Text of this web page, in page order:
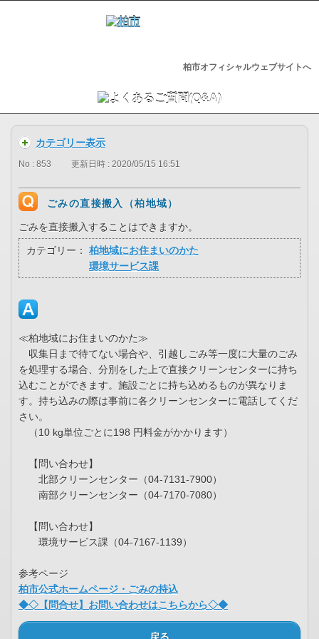
柏市オフィシャルウェブサイトへ
カテゴリー表示
No : 853 更新日時 : 2020/05/15 16:51
ごみの直接搬入（柏地域）
ごみを直接搬入することはできますか。
カテゴリー：
柏地域にお住まいのかた
環境サービス課
≪柏地域にお住まいのかた≫
収集日まで待てない場合や、引越しごみ等一度に大量のごみ
を処理する場合、分別をした上で直接クリーンセンターに持ち
込むことができます。施設ごとに持ち込めるものが異なりま
す。持ち込みの際は事前に各クリーンセンターに電話してくだ
さい。
（10 kg単位ごとに198 円料金がかかります）
【問い合わせ】
北部クリーンセンター（04-7131-7900）
南部クリーンセンター（04-7170-7080）
【問い合わせ】
環境サービス課（04-7167-1139）
参考ページ
柏市公式ホームページ・ごみの持込
◆◇【問合せ】お問い合わせはこちらから◇◆
戻る